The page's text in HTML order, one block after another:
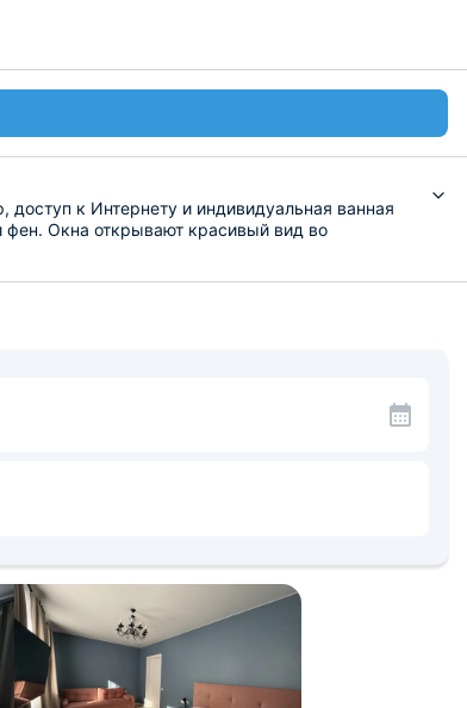
к Интернету и индивидуальная ванная
фен. Окна открывают красивый вид во